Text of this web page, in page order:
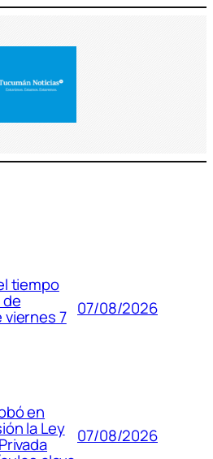
tiempo
7 07/08/2026
en
la Ley 07/08/2026